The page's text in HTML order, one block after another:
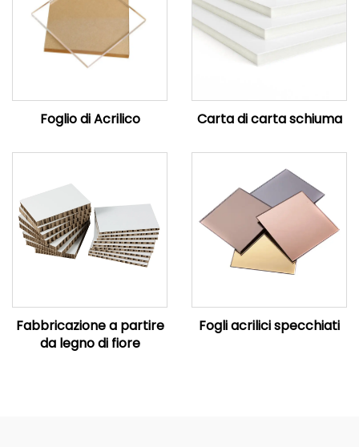
Foglio di Acrilico Carta di carta schiuma
Fabbricazione a partire
da legno di fiore
Fogli acrilici specchiati